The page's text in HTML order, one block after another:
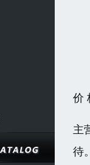
价
主
待